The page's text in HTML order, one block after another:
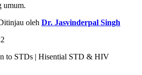
umum.
oleh Dr. Jasvinderpal Singh